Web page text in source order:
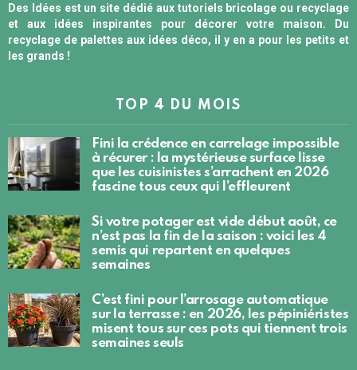
Des Idées est un site dédié aux tutoriels bricolage ou recyclage
et aux idées inspirantes pour décorer votre maison. Du
recyclage de palettes aux idées déco, il y en a pour les petits et
les grands !
TOP 4 DU MOIS
Fini la crédence en carrelage impossible
à récurer : la mystérieuse surface lisse
que les cuisinistes s’arrachent en 2026
fascine tous ceux qui l’effleurent
Si votre potager est vide début août, ce
n’est pas la fin de la saison : voici les 4
semis qui repartent en quelques
semaines
C’est fini pour l’arrosage automatique
sur la terrasse : en 2026, les pépiniéristes
misent tous sur ces pots qui tiennent trois
semaines seuls